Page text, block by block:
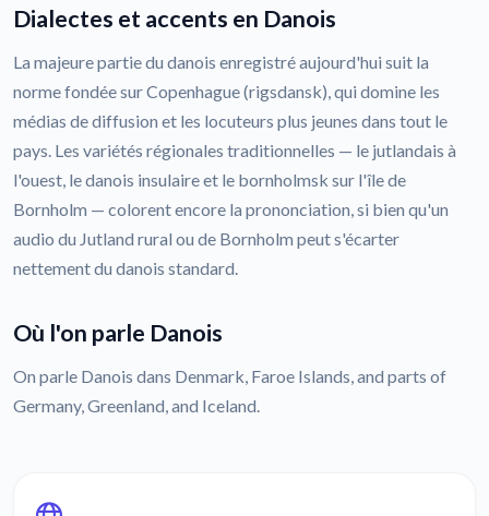
Dialectes et accents en Danois
La majeure partie du danois enregistré aujourd'hui suit la
norme fondée sur Copenhague (rigsdansk), qui domine les
médias de diffusion et les locuteurs plus jeunes dans tout le
pays. Les variétés régionales traditionnelles — le jutlandais à
l'ouest, le danois insulaire et le bornholmsk sur l'île de
Bornholm — colorent encore la prononciation, si bien qu'un
audio du Jutland rural ou de Bornholm peut s'écarter
nettement du danois standard.
Où l'on parle Danois
On parle Danois dans Denmark, Faroe Islands, and parts of
Germany, Greenland, and Iceland.